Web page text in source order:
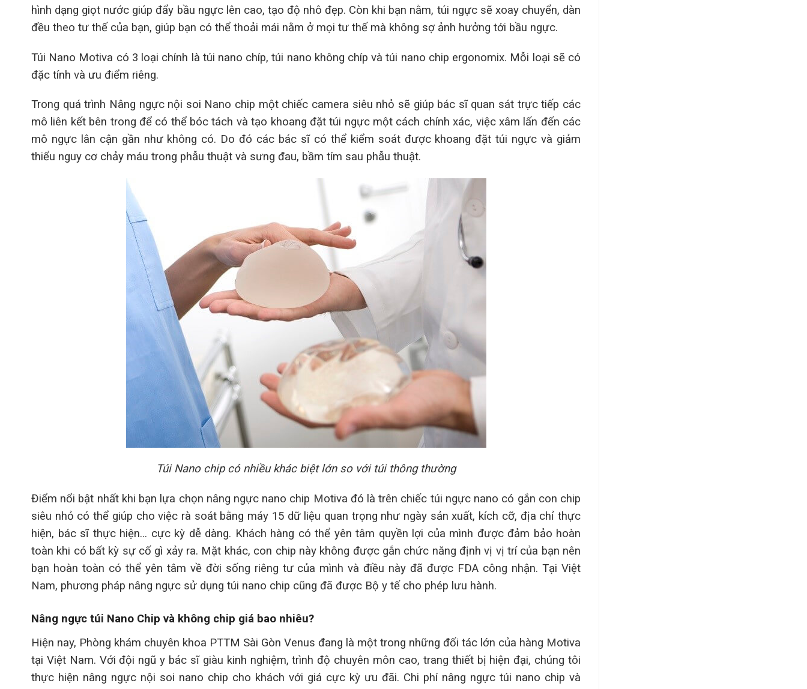
hình dạng giọt nước giúp đẩy bầu ngực lên cao, tạo độ nhô đẹp. Còn khi bạn nằm, túi ngực sẽ xoay chuyển, dàn
đều theo tư thế của bạn, giúp bạn có thể thoải mái nằm ở mọi tư thế mà không sợ ảnh hưởng tới bầu ngực.
Túi Nano Motiva có 3 loại chính là túi nano chíp, túi nano không chíp và túi nano chip ergonomix. Mỗi loại sẽ có
đặc tính và ưu điểm riêng.
Trong quá trình Nâng ngực nội soi Nano chip một chiếc camera siêu nhỏ sẽ giúp bác sĩ quan sát trực tiếp các
mô liên kết bên trong để có thể bóc tách và tạo khoang đặt túi ngực một cách chính xác, việc xâm lấn đến các
mô ngực lân cận gần như không có. Do đó các bác sĩ có thể kiểm soát được khoang đặt túi ngực và giảm
thiểu nguy cơ chảy máu trong phẫu thuật và sưng đau, bầm tím sau phẫu thuật.
Túi Nano chip có nhiều khác biệt lớn so với túi thông thường
Điểm nổi bật nhất khi bạn lựa chọn nâng ngực nano chip Motiva đó là trên chiếc túi ngực nano có gắn con chip
siêu nhỏ có thể giúp cho việc rà soát bằng máy 15 dữ liệu quan trọng như ngày sản xuất, kích cỡ, địa chỉ thực
hiện, bác sĩ thực hiện… cực kỳ dễ dàng. Khách hàng có thể yên tâm quyền lợi của mình được đảm bảo hoàn
toàn khi có bất kỳ sự cố gì xảy ra. Mặt khác, con chip này không được gắn chức năng định vị vị trí của bạn nên
bạn hoàn toàn có thể yên tâm về đời sống riêng tư của mình và điều này đã được FDA công nhận. Tại Việt
Nam, phương pháp nâng ngực sử dụng túi nano chip cũng đã được Bộ y tế cho phép lưu hành.
Nâng ngực túi Nano Chip và không chip giá bao nhiêu?
Hiện nay, Phòng khám chuyên khoa PTTM Sài Gòn Venus đang là một trong những đối tác lớn của hàng Motiva
tại Việt Nam. Với đội ngũ y bác sĩ giàu kinh nghiệm, trình độ chuyên môn cao, trang thiết bị hiện đại, chúng tôi
thực hiện nâng ngực nội soi nano chip cho khách với giá cực kỳ ưu đãi. Chi phí nâng ngực túi nano chip và